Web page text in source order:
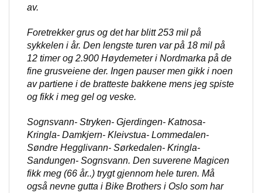
av.
Foretrekker grus og det har blitt 253 mil på
sykkelen i år. Den lengste turen var på 18 mil på
12 timer og 2.900 Høydemeter i Nordmarka på de
fine grusveiene der. Ingen pauser men gikk i noen
av partiene i de bratteste bakkene mens jeg spiste
og fikk i meg gel og veske.
Sognsvann- Stryken- Gjerdingen- Katnosa-
Kringla- Damkjern- Kleivstua- Lommedalen-
Søndre Hegglivann- Sørkedalen- Kringla-
Sandungen- Sognsvann. Den suverene Magicen
fikk meg (66 år..) trygt gjennom hele turen. Må
også nevne gutta i Bike Brothers i Oslo som har